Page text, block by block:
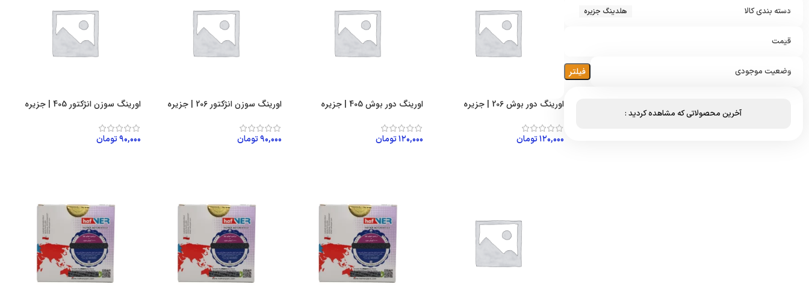
دسته بندی کالا هلدینگ جزیره
قیمت
وضعیت موجودی فیلتر
آخرین محصولاتی که مشاهده کردید :
اورینگ دور بوش 206 | جزیره
۱۲۰,۰۰۰تومان
اورینگ دور بوش 405 | جزیره
۱۲۰,۰۰۰تومان
اورینگ سوزن انژکتور 206 | جزیره
۹۰,۰۰۰تومان
اورینگ سوزن انژکتور 405 | جزیره
۹۰,۰۰۰تومان